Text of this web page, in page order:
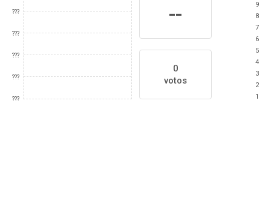
???
???
???
???
???
--
0
votos
9
8
7
6
5
4
3
2
1